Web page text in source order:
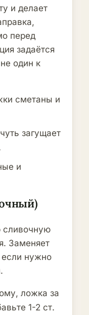
и делает
перед
задаётся
один к
сметаны и
загущает
и
сливочную
Заменяет
нужно
ложка за
1-2 ст.